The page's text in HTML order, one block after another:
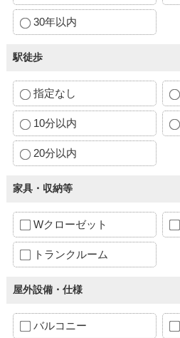
30年以内
駅徒歩
指定なし
10分以内
20分以内
家具・収納等
Wクローゼット
トランクルーム
屋外設備・仕様
バルコニー